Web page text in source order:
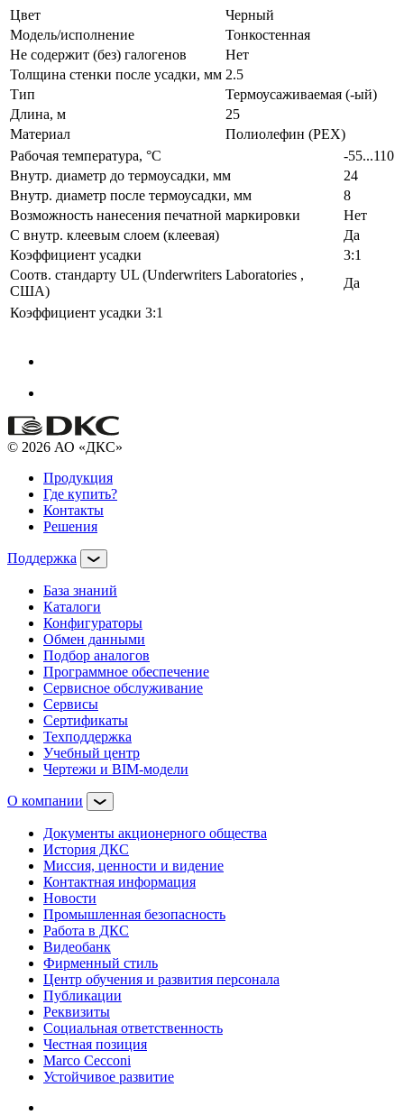
Цвет
Черный
Модель/исполнение
Тонкостенная
Не содержит (без) галогенов
Нет
Толщина стенки после усадки, мм 2.5
Тип
Термоусаживаемая (-ый)
Длина, м
25
Материал
Полиолефин (PEX)
Рабочая температура, °C
-55...110
Внутр. диаметр до термоусадки, мм
24
Внутр. диаметр после термоусадки, мм
8
Возможность нанесения печатной маркировки
Нет
С внутр. клеевым слоем (клеевая)
Да
Коэффициент усадки
3:1
Соотв. стандарту UL (Underwriters Laboratories ,
США)
Да
Коэффициент усадки 3:1
© 2026 АО «ДКС»
Продукция
Где купить?
Контакты
Решения
Поддержка
База знаний
Каталоги
Конфигураторы
Обмен данными
Подбор аналогов
Программное обеспечение
Сервисное обслуживание
Сервисы
Сертификаты
Техподдержка
Учебный центр
Чертежи и BIM-модели
О компании
Документы акционерного общества
История ДКС
Миссия, ценности и видение
Контактная информация
Новости
Промышленная безопасность
Работа в ДКС
Видеобанк
Фирменный стиль
Центр обучения и развития персонала
Публикации
Реквизиты
Социальная ответственность
Честная позиция
Marco Cecconi
Устойчивое развитие